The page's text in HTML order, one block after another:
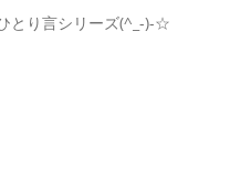
とり言シリーズ(^_-)-☆